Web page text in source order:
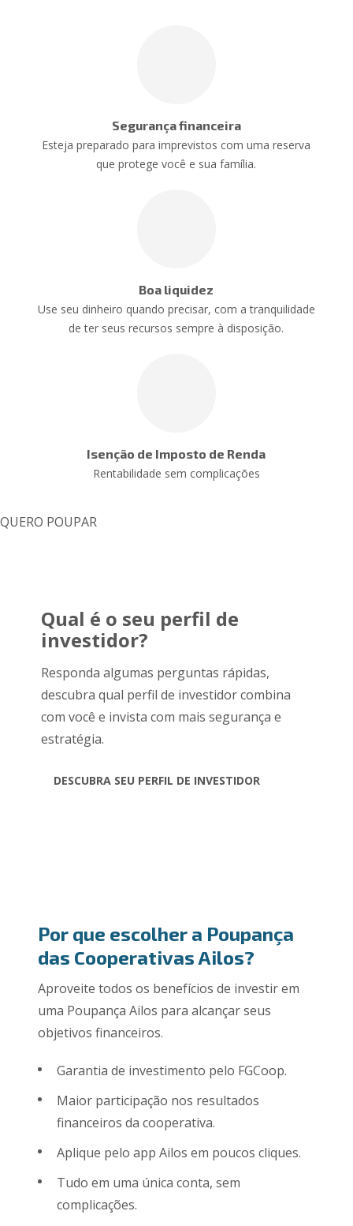
Segurança financeira
Esteja preparado para imprevistos com uma reserva
que protege você e sua família.
Boa liquidez
Use seu dinheiro quando precisar, com a tranquilidade
de ter seus recursos sempre à disposição.
Isenção de Imposto de Renda
Rentabilidade sem complicações
QUERO POUPAR
Qual é o seu perfil de
investidor?
Responda algumas perguntas rápidas,
descubra qual perfil de investidor combina
com você e invista com mais segurança e
estratégia.
DESCUBRA SEU PERFIL DE INVESTIDOR
Por que escolher a Poupança
das Cooperativas Ailos?
Aproveite todos os benefícios de investir em
uma Poupança Ailos para alcançar seus
objetivos financeiros.
Garantia de investimento pelo FGCoop.
Maior participação nos resultados
financeiros da cooperativa.
Aplique pelo app Ailos em poucos cliques.
Tudo em uma única conta, sem
complicações.